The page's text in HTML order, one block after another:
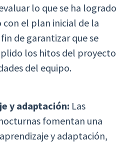
lo que se ha logrado
con el plan inicial de la
de garantizar que se
los hitos del proyecto
del equipo.
y adaptación: Las
fomentan una
y adaptación,